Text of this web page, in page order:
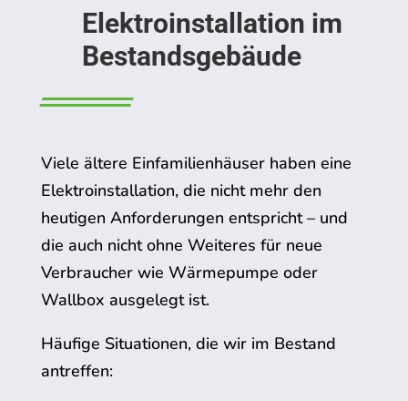
Elektroinstallation im
Bestandsgebäude
Viele ältere Einfamilienhäuser haben eine
Elektroinstallation, die nicht mehr den
heutigen Anforderungen entspricht – und
die auch nicht ohne Weiteres für neue
Verbraucher wie Wärmepumpe oder
Wallbox ausgelegt ist.
Häufige Situationen, die wir im Bestand
antreffen: